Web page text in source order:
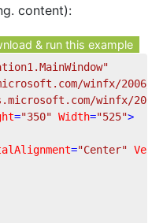
content):
& run this example
winfx/2006/
winfx/
="350" Width="525">
="Center"